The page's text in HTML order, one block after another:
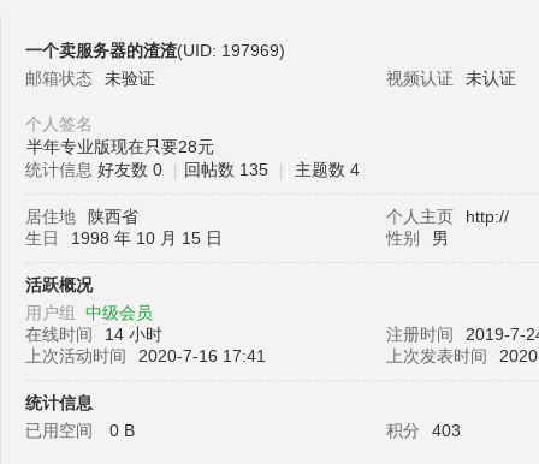
一个卖服务器的渣渣(UID: 197969)
邮箱状态
未验证 视频认证 未认证
个人签名
半年专业版现在只要28元
统计信息 好友数 0 | 回帖数 135 | 主题数 4
居住地 陕西省 个人主页
http://
生日
1998 年 10 月 15 日 性别 男
活跃概况
用户组 中级会员
在线时间
14 小时 注册时间
2019-7-
上次活动时间
2020-7-16 17:41 上次发表时间
统计信息
已用空间
0 B 积分 403